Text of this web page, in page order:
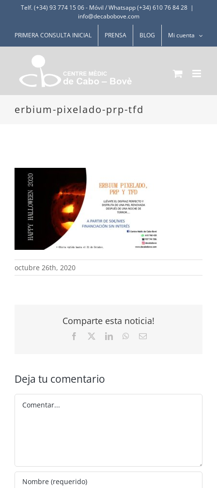
Saltar
contenido
Telf. (+34) 93 774 15 06- Móvil / Whatsapp (+34) 610 76 84 28 |
info@decabobove.com
PRIMERA CONSULTA INICIAL PRENSA BLOG Mi cuenta
erbium-pixelado-prp-tfd
octubre 26th, 2020
Comparte esta noticia!
Facebook LinkedInWhatsApp
Correo
Deja tu comentario
Comentar